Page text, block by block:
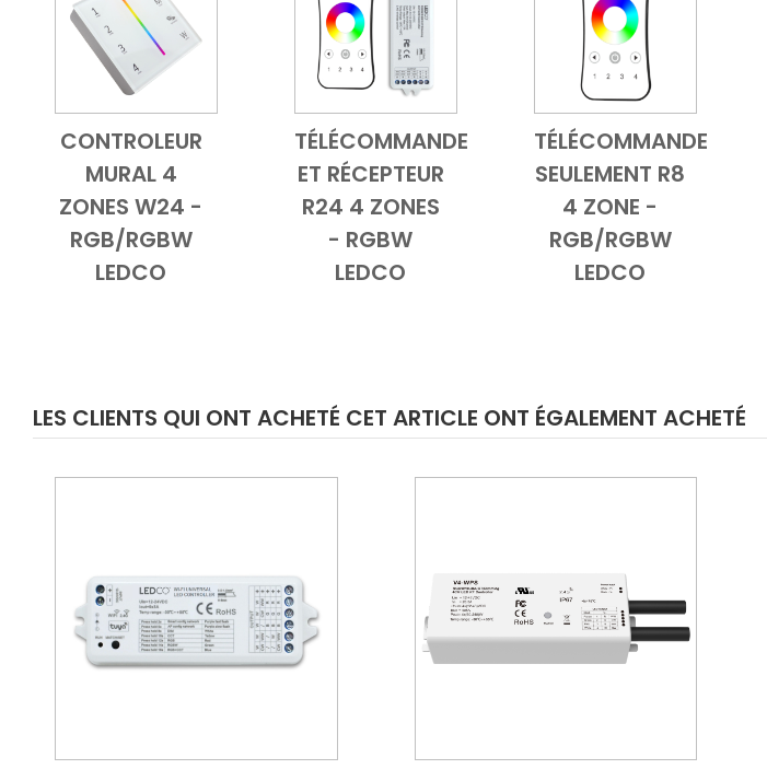
Add to CartVue d'ensemble
CONTROLEUR
MURAL 4
ZONES W24 -
RGB/RGBW
LEDCO
Add to CartVue d'ensemble
TÉLÉCOMMANDE
ET RÉCEPTEUR
R24 4 ZONES
- RGBW
LEDCO
Add to CartVue d'ensemble
TÉLÉCOMMANDE
SEULEMENT R8
4 ZONE -
RGB/RGBW
LEDCO
LES CLIENTS QUI ONT ACHETÉ CET ARTICLE ONT ÉGALEMENT ACHETÉ